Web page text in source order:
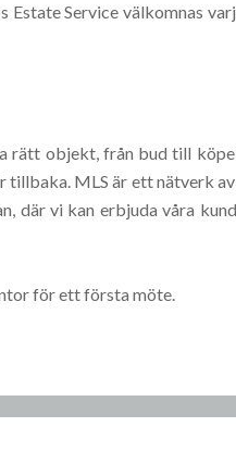
Service välkomnas
rätt objekt, från bud till
tillbaka. MLS är ett nätverk
där vi kan erbjuda våra
för ett första möte.